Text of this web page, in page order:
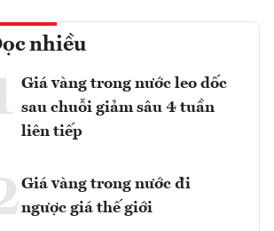
nhiều
Giá vàng trong nước leo dốc
sau chuỗi giảm sâu 4 tuần
liên tiếp
Giá vàng trong nước đi
ngược giá thế giới